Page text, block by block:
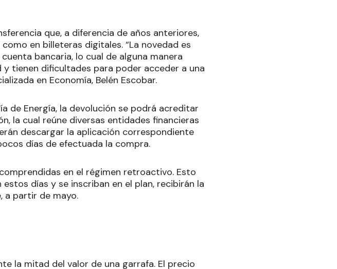
que, a diferencia de años anteriores,
en billeteras digitales. “La novedad es
bancaria, lo cual de alguna manera
tienen dificultades para poder acceder a una
en Economía, Belén Escobar.
de Energía, la devolución se podrá acreditar
la cual reúne diversas entidades financieras
descargar la aplicación correspondiente
días de efectuada la compra.
en el régimen retroactivo. Esto
días y se inscriban en el plan, recibirán la
a partir de mayo.
la mitad del valor de una garrafa. El precio